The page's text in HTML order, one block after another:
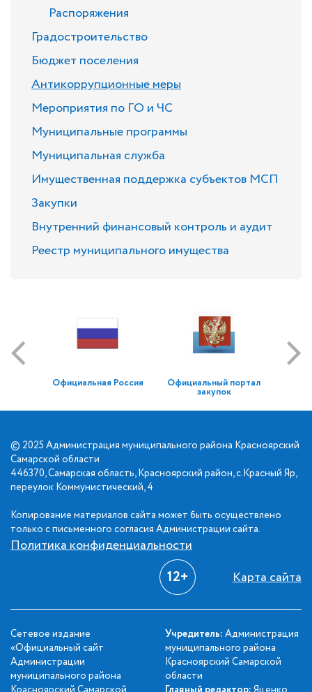
Распоряжения
Градостроительство
Бюджет поселения
Антикоррупционные меры
Мероприятия по ГО и ЧС
Муниципальные программы
Муниципальная служба
Имущественная поддержка субъектов МСП
Закупки
Внутренний финансовый контроль и аудит
Реестр муниципального имущества
Официальная Россия Официальный портал
закупок
© 2025 Администрация муниципального района Красноярский
Самарской области
446370, Самарская область, Красноярский район, с.Красный Яр,
переулок Коммунистический, 4
Копирование материалов сайта может быть осуществлено
только с письменного согласия Администрации сайта.
Политика конфиденциальности
12+ Карта сайта
Сетевое издание
«Официальный сайт
Администрации
муниципального района
Учредитель: Администрация
муниципального района
Красноярский Самарской
области